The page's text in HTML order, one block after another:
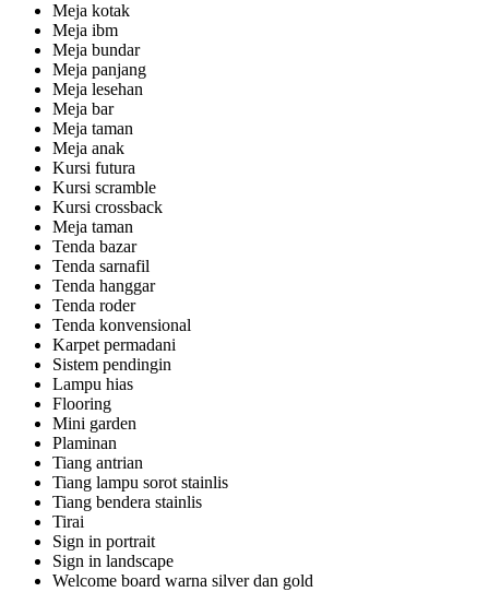
Meja kotak
Meja ibm
Meja bundar
Meja panjang
Meja lesehan
Meja bar
Meja taman
Meja anak
Kursi futura
Kursi scramble
Kursi crossback
Meja taman
Tenda bazar
Tenda sarnafil
Tenda hanggar
Tenda roder
Tenda konvensional
Karpet permadani
Sistem pendingin
Lampu hias
Flooring
Mini garden
Plaminan
Tiang antrian
Tiang lampu sorot stainlis
Tiang bendera stainlis
Tirai
Sign in portrait
Sign in landscape
Welcome board warna silver dan gold